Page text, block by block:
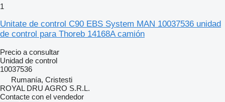
1
Unitate de control C90 EBS System MAN 10037536 unidad
de control para Thoreb 14168A camión
Precio a consultar
Unidad de control
10037536
Rumanía, Cristesti
ROYAL DRU AGRO S.R.L.
Contacte con el vendedor